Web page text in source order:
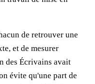
de retrouver une
et de mesurer
des Écrivains avait
évite qu'une part de